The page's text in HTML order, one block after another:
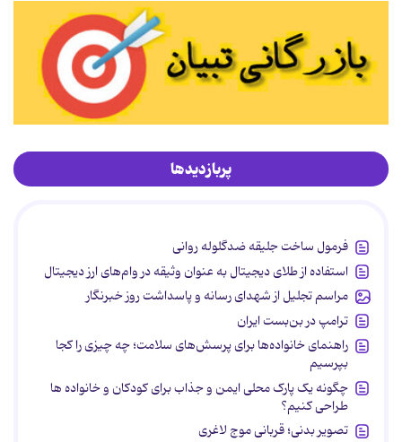
پربازدیدها
فرمول ساخت جلیقه ضدگلوله روانی
استفاده از طلای دیجیتال به عنوان وثیقه در وام‌های ارز دیجیتال
مراسم تجلیل از شهدای رسانه و پاسداشت روز خبرنگار
ترامپ در بن‌بست ایران
راهنمای خانواده‌ها برای پرسش‌های سلامت؛ چه چیزی را کجا
بپرسیم
چگونه یک پارک محلی ایمن و جذاب برای کودکان و خانواده ها
طراحی کنیم؟
تصویر بدنی؛ قربانی موج لاغری